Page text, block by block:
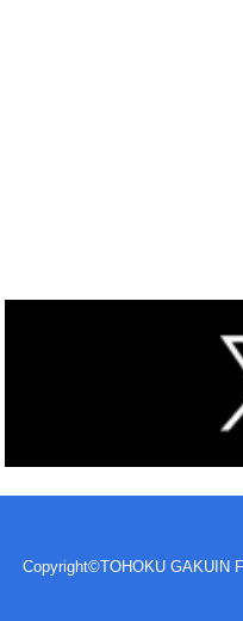
Copyright©TOHOKU GAKUIN